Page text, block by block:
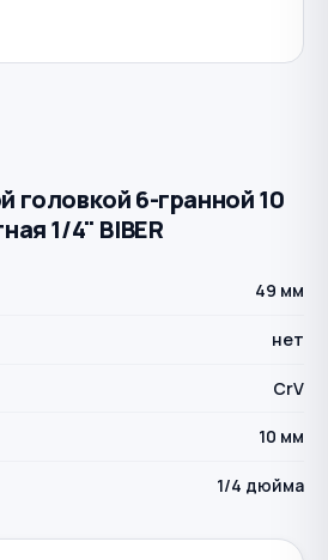
головкой 6-гранной 10
1/4" BIBER
49 мм
нет
CrV
10 мм
1/4 дюйма